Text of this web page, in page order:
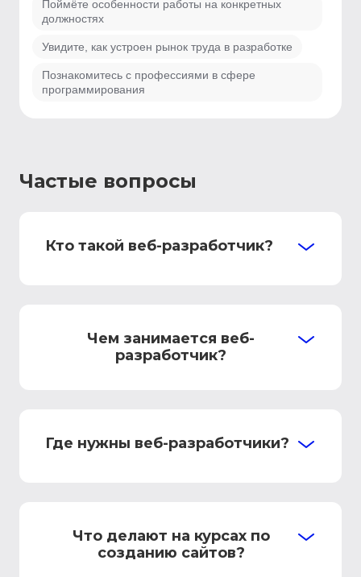
Поймёте особенности работы на конкретных
должностях
Увидите, как устроен рынок труда в разработке
Познакомитесь с профессиями в сфере
программирования
Частые вопросы
Кто такой веб-разработчик?
Чем занимается веб-
разработчик?
Где нужны веб-разработчики?
Что делают на курсах по
созданию сайтов?